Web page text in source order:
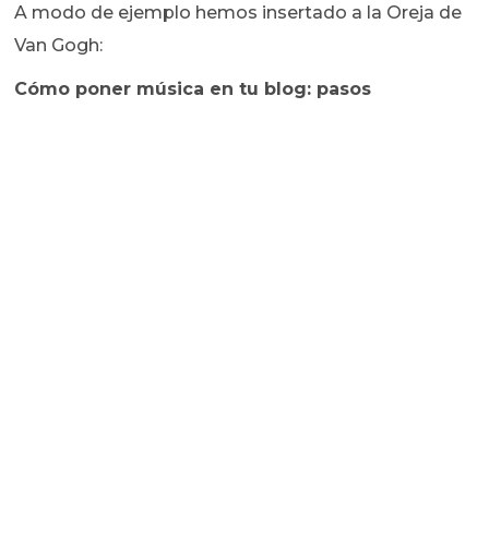
A modo de ejemplo hemos insertado a la Oreja de
Van Gogh:
Cómo poner música en tu blog: pasos